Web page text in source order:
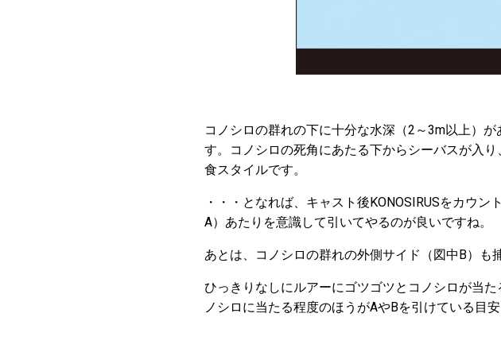
コノシロの群れの下に十分な水深（2～3m以上）
す。コノシロの死角にあたる下からシーバスが入
食スタイルです。
・・・となれば、キャスト後KONOSIRUSをカウ
A）あたりを意識して引いてやるのが良いですね。
あとは、コノシロの群れの外側サイド（図中B）も
ひっきりなしにルアーにゴツゴツとコノシロが当
ノシロに当たる程度のほうがAやBを引けている目安